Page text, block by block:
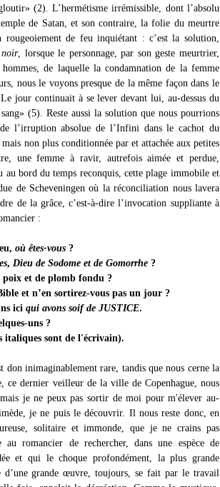
(2). L’hermétisme irrémissible, dont l’absolu
de Satan, et son contraire, la folie du meurtre
de feu inquiétant : c’est la solution,
noir, lorsque le personnage, par son geste meurtrier,
de laquelle la condamnation de la femme
nous le voyons presque de la même façon dans le
jour continuait à se lever devant lui, au-dessus du
(5). Reste aussi la solution que nous pourrions
l’irruption absolue de l’Infini dans le cachot du
non plus conditionnée par et attachée aux petites
une femme à ravir, autrefois aimée et perdue,
au bord du temps reconquis, cette plage immobile et
de Scheveningen où la réconciliation nous lavera
de la grâce, c’est-à-dire l’invocation suppliante à
:
où êtes-vous?
, Dieu de Sodome et de Gomorrhe ?
poix et de plomb fondu ?
et n’en sortirez-vous pas un jour ?
ici qui avons soif de JUSTICE.
uns ?
italiques sont de l'écrivain).
don inimaginablement rare, tandis que nous cerne la
ce dernier veilleur de la ville de Copenhague, nous
je ne peux pas sortir de moi pour m'élever au-
je ne puis le découvrir. Il nous reste donc, en
solitaire et immonde, que je ne crains pas
au romancier de rechercher, dans une espèce de
et qui le choque profondément, la plus grande
d’une grande œuvre, toujours, se fait par le travail